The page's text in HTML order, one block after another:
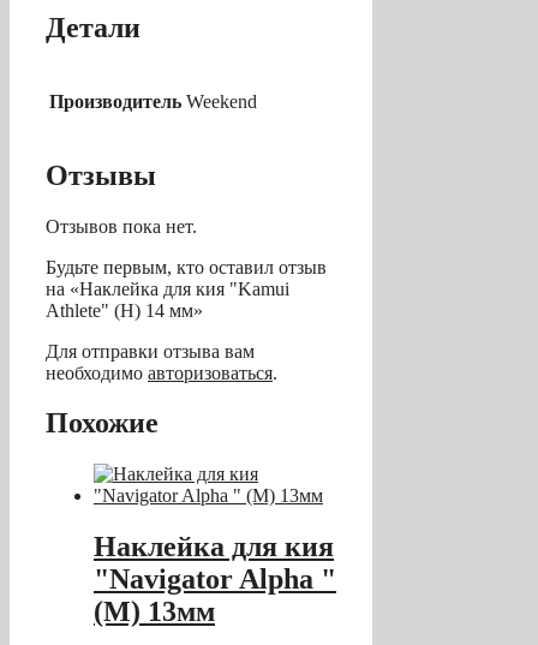
Детали
Производитель Weekend
Отзывы
Отзывов пока нет.
Будьте первым, кто оставил отзыв
на «Наклейка для кия "Kamui
Athlete" (H) 14 мм»
Для отправки отзыва вам
необходимо авторизоваться.
Похожие
Наклейка для кия
"Navigator Alpha "
(M) 13мм